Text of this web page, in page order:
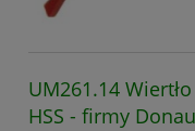
UM261.14
HSS - firmy Donau